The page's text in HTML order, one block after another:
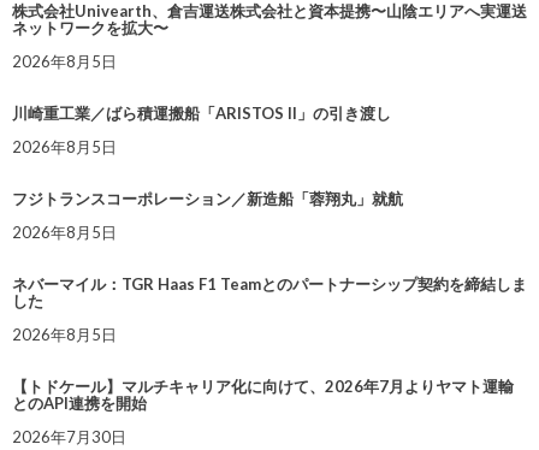
株式会社Univearth、倉吉運送株式会社と資本提携〜山陰エリアへ実運送
ネットワークを拡大〜
2026年8月5日
川崎重工業／ばら積運搬船「ARISTOS II」の引き渡し
2026年8月5日
フジトランスコーポレーション／新造船「蓉翔丸」就航
2026年8月5日
ネバーマイル：TGR Haas F1 Teamとのパートナーシップ契約を締結しま
した
2026年8月5日
【トドケール】マルチキャリア化に向けて、2026年7月よりヤマト運輸
とのAPI連携を開始
2026年7月30日